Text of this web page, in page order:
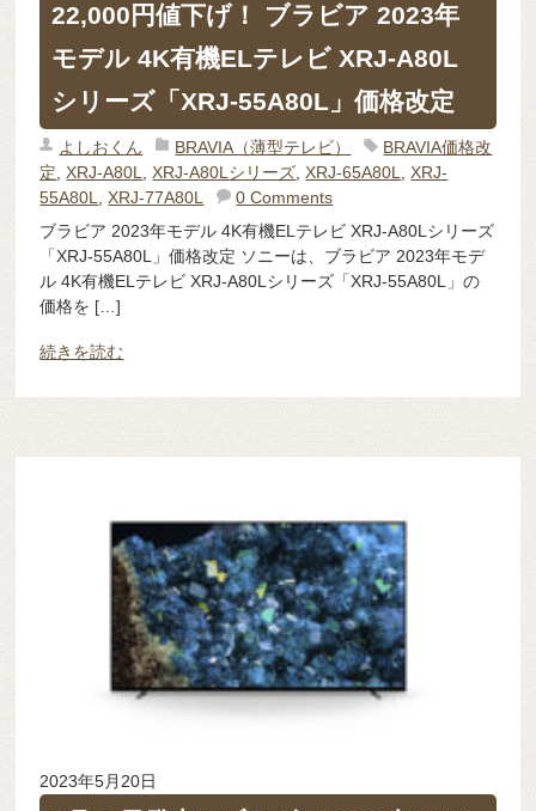
22,000円値下げ！ ブラビア 2023年
モデル 4K有機ELテレビ XRJ-A80L
シリーズ「XRJ-55A80L」価格改定
よしおくん BRAVIA（薄型テレビ）
BRAVIA価格改
定,XRJ-A80L,XRJ-A80Lシリーズ,XRJ-65A80L,XRJ-
55A80L,XRJ-77A80L
0 Comments
ブラビア 2023年モデル 4K有機ELテレビ XRJ-A80Lシリーズ
「XRJ-55A80L」価格改定 ソニーは、ブラビア 2023年モデ
ル 4K有機ELテレビ XRJ-A80Lシリーズ「XRJ-55A80L」の
価格を […]
続きを読む
2023年5月20日